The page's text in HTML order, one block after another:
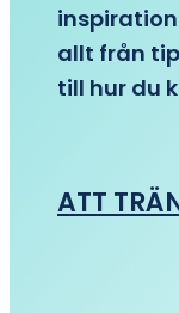
allt från
till hur du
ATT